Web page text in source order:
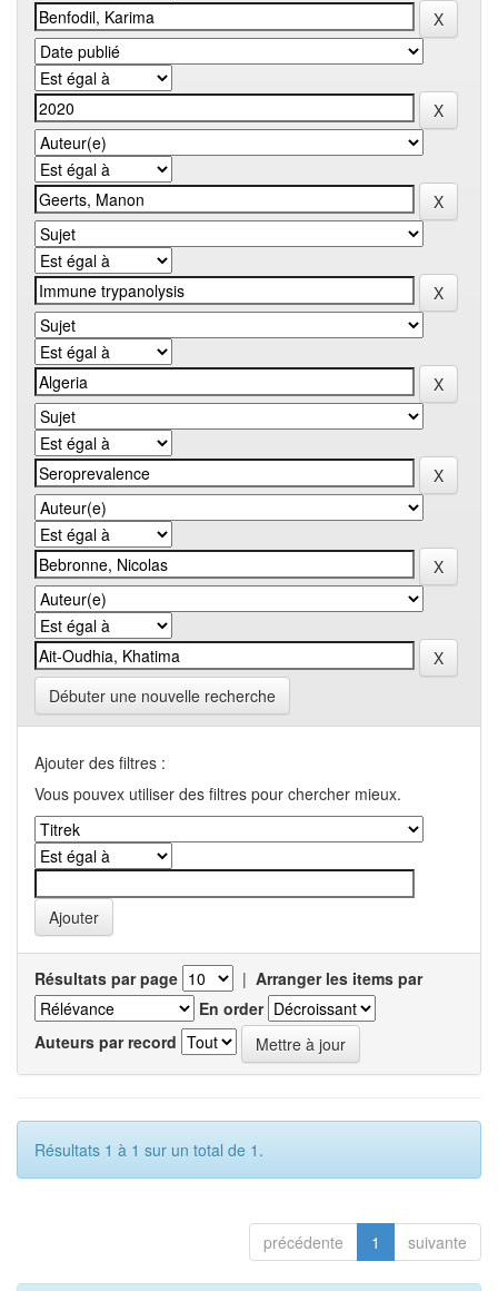
Débuter une nouvelle recherche
Ajouter des filtres :
Vous pouvex utiliser des filtres pour chercher mieux.
Résultats par page | Arranger les items par
En order
Auteurs par record
Résultats 1 à 1 sur un total de 1.
précédente 1 suivante